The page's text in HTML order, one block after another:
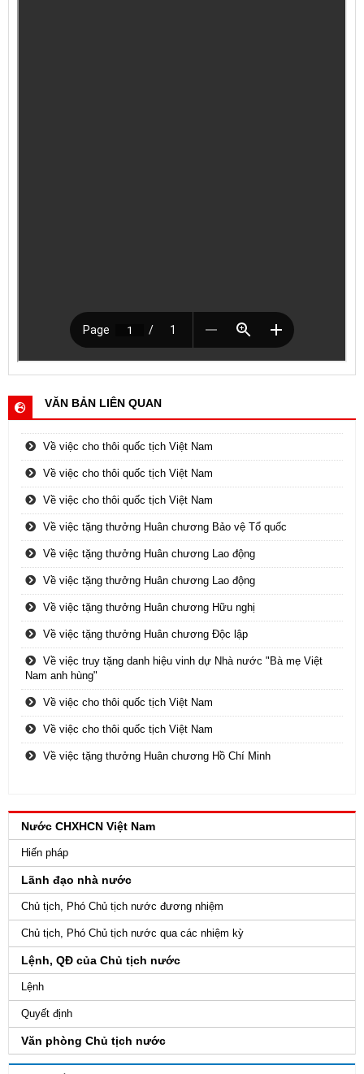
VĂN BẢN LIÊN QUAN
Về việc cho thôi quốc tịch Việt Nam
Về việc cho thôi quốc tịch Việt Nam
Về việc cho thôi quốc tịch Việt Nam
Về việc tặng thưởng Huân chương Bảo vệ Tổ quốc
Về việc tặng thưởng Huân chương Lao động
Về việc tặng thưởng Huân chương Lao động
Về việc tặng thưởng Huân chương Hữu nghị
Về việc tặng thưởng Huân chương Độc lập
Về việc truy tặng danh hiệu vinh dự Nhà nước "Bà mẹ Việt
Nam anh hùng"
Về việc cho thôi quốc tịch Việt Nam
Về việc cho thôi quốc tịch Việt Nam
Về việc tặng thưởng Huân chương Hồ Chí Minh
Nước CHXHCN Việt Nam
Hiến pháp
Lãnh đạo nhà nước
Chủ tịch, Phó Chủ tịch nước đương nhiệm
Chủ tịch, Phó Chủ tịch nước qua các nhiệm kỳ
Lệnh, QĐ của Chủ tịch nước
Lệnh
Quyết định
Văn phòng Chủ tịch nước